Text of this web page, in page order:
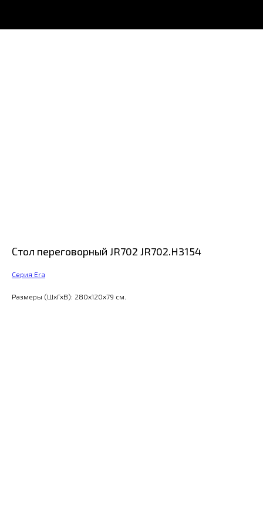
Стол переговорный JR702 JR702.H3154
Серия Era
Размеры (ШхГхВ): 280x120x79 см.